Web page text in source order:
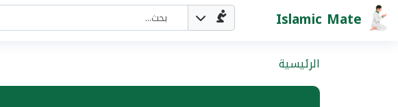
Islamic Mate
الرئيسية